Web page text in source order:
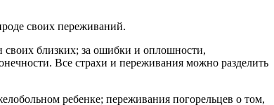
своих переживаний.
своих близких; за ошибки и оплошности,
Все страхи и переживания можно разделить
ребенке; переживания погорельцев о том,